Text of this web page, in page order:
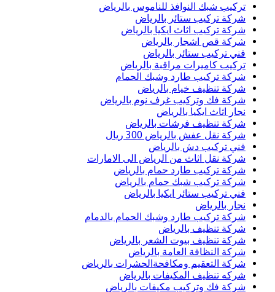
تركيب شبك النوافذ للناموس بالرياض
شركة تركيب ستائر بالرياض
شركة تركيب اثاث ايكيا بالرياض
شركة قص اشجار بالرياض
فني تركيب ستائر بالرياض
تركيب كاميرات مراقبة بالرياض
شركة تركيب طارد وشبك الحمام
شركة تنظيف خيام بالرياض
شركة فك وتركيب غرف نوم بالرياض
نجار اثاث ايكيا بالرياض
شركة تنظيف فرشات بالرياض
شركة نقل عفش بالرياض 300 ريال
فني تركيب دش بالرياض
شركة نقل اثاث من الرياض الى الامارات
شركة تركيب طارد حمام بالرياض
شركة تركيب شبك حمام بالرياض
فني تركيب ستائر ايكيا بالرياض
نجار بالرياض
شركة تركيب طارد وشبك الحمام بالدمام
شركة تنظيف بالرياض
شركة تنظيف بيوت الشعر بالرياض
شركة النظافة العامة بالرياض
شركة التعقيم ومكافحةالحشرات بالرياض
شركه تنظيف المكيفات بالرياض
شركة فك وتركيب مكيفات بالرياض